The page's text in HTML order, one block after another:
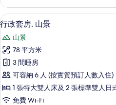
情
載
入
所
有
行
政
套
10
行政套房, 山景
山景
78 平方米
3 間睡房
可容納 6 人 (按實質預訂人數入住)
1 張特大雙人床及 2 張標準雙人日
免費 Wi-Fi